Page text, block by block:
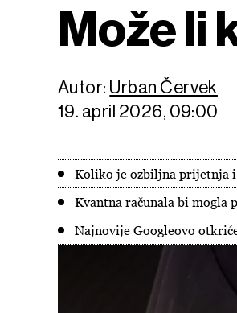
Može li
Autor: Urban Červek
19. april 2026, 09:00
Koliko je ozbiljna prijetnja
Kvantna računala bi
Najnovije Googleovo